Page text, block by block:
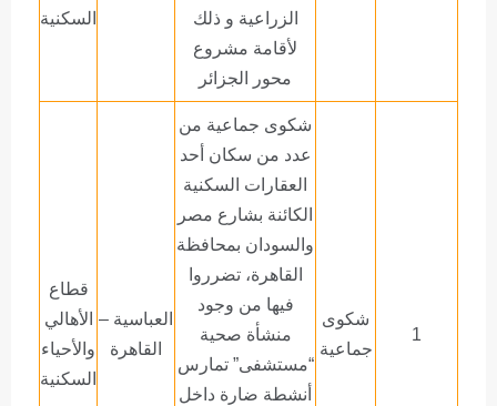
الزراعية و ذلك
لأقامة مشروع
محور الجزائر
السكنية
1
شكوى
جماعية
شكوى جماعية من
عدد من سكان أحد
العقارات السكنية
الكائنة بشارع مصر
والسودان بمحافظة
القاهرة، تضرروا
فيها من وجود
منشأة صحية
“مستشفى” تمارس
أنشطة ضارة داخل
العباسية –
القاهرة
قطاع
الأهالي
والأحياء
السكنية